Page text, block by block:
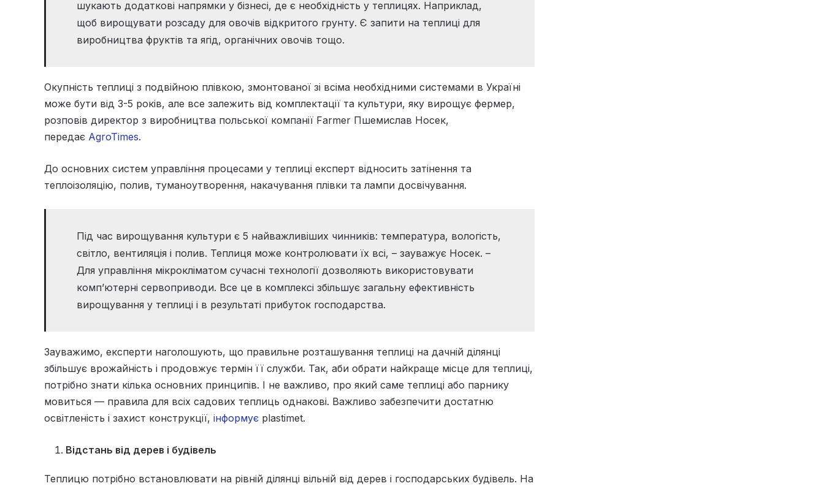
шукають додаткові напрямки у бізнесі, де є необхідність у теплицях. Наприклад,
щоб вирощувати розсаду для овочів відкритого грунту. Є запити на теплиці для
виробництва фруктів та ягід, органічних овочів тощо.
Окупність теплиці з подвійною плівкою, змонтованої зі всіма необхідними системами в Україні
може бути від 3-5 років, але все залежить від комплектації та культури, яку вирощує фермер,
розповів директор з виробництва польської компанії Farmer Пшемислав Носек,
передає AgroTimes.
До основних систем управління процесами у теплиці експерт відносить затінення та
теплоізоляцію, полив, туманоутворення, накачування плівки та лампи досвічування.
Під час вирощування культури є 5 найважливіших чинників: температура, вологість,
світло, вентиляція і полив. Теплиця може контролювати їх всі, – зауважує Носек. –
Для управління мікрокліматом сучасні технології дозволяють використовувати
комп’ютерні сервоприводи. Все це в комплексі збільшує загальну ефективність
вирощування у теплиці і в результаті прибуток господарства.
Зауважимо, експерти наголошують, що правильне розташування теплиці на дачній ділянці
збільшує врожайність і продовжує термін її служби. Так, аби обрати найкраще місце для теплиці,
потрібно знати кілька основних принципів. І не важливо, про який саме теплиці або парнику
мовиться — правила для всіх садових теплиць однакові. Важливо забезпечити достатню
освітленість і захист конструкції, інформує plastimet.
Відстань від дерев і будівель
Теплицю потрібно встановлювати на рівній ділянці вільній від дерев і господарських будівель. На